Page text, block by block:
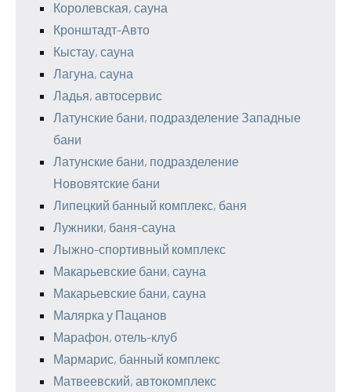
Королевская, сауна
Кронштадт-Авто
Кыстау, сауна
Лагуна, сауна
Ладья, автосервис
Латунские бани, подразделение Западные
бани
Латунские бани, подразделение
Нововятские бани
Липецкий банный комплекс, баня
Лужники, баня-сауна
Лыжно-спортивный комплекс
Макарьевские бани, сауна
Макарьевские бани, сауна
Малярка у Пацанов
Марафон, отель-клуб
Мармарис, банный комплекс
Матвеевский, автокомплекс